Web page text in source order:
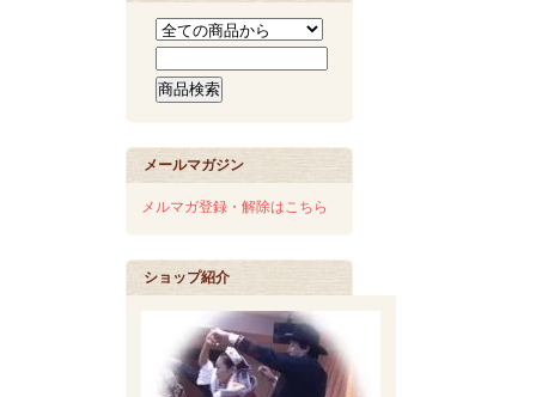
メールマガジン
メルマガ登録・解除はこちら
ショップ紹介